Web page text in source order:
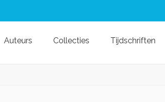
Auteurs Collecties Tijdschriften